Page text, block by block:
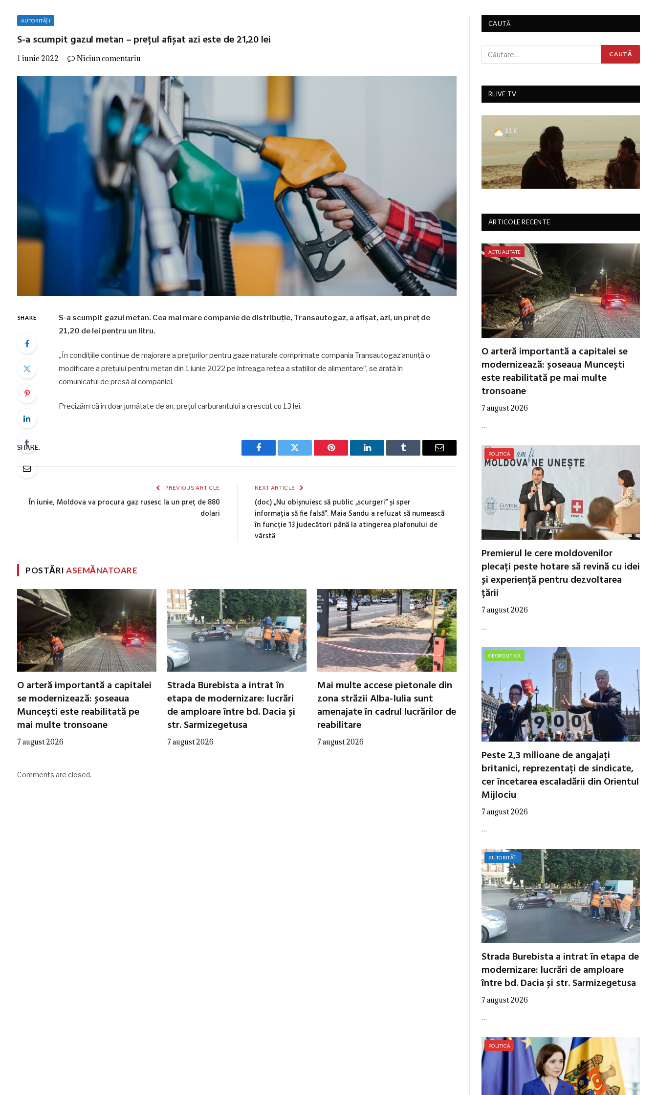
AUTORITĂȚI
S-a scumpit gazul metan – prețul afișat azi este de 21,20 lei
1 iunie 2022 Niciun comentariu
SHARE
S-a scumpit gazul metan. Cea mai mare companie de distribuție, Transautogaz, a afișat, azi, un preț de
21,20 de lei pentru un litru.
„În condițiile continue de majorare a prețurilor pentru gaze naturale comprimate compania Transautogaz anunță o
modificare a prețului pentru metan din 1 iunie 2022 pe întreaga rețea a stațiilor de alimentare”, se arată în
comunicatul de presă al companiei.
Precizăm că în doar jumătate de an, prețul carburantului a crescut cu 13 lei.
SHARE.
Facebook Twitter Pinterest LinkedIn Tumblr Email
PREVIOUS ARTICLE
În iunie, Moldova va procura gaz rusesc la un preț de 880
dolari
NEXT ARTICLE
(doc) „Nu obișnuiesc să public „scurgeri” și sper
informația să fie falsă”. Maia Sandu a refuzat să numească
în funcție 13 judecători până la atingerea plafonului de
vârstă
POSTĂRIASEMĂNATOARE
O arteră importantă a capitalei
se modernizează: șoseaua
Muncești este reabilitată pe
mai multe tronsoane
7 august 2026
Strada Burebista a intrat în
etapa de modernizare: lucrări
de amploare între bd. Dacia și
str. Sarmizegetusa
7 august 2026
Mai multe accese pietonale din
zona străzii Alba-Iulia sunt
amenajate în cadrul lucrărilor de
reabilitare
7 august 2026
Comments are closed.
CAUTĂ
RLIVE TV
ARTICOLE RECENTE
ACTUALITATE
O arteră importantă a capitalei se
modernizează: șoseaua Muncești
este reabilitată pe mai multe
tronsoane
7 august 2026
…
POLITICĂ
Premierul le cere moldovenilor
plecați peste hotare să revină cu idei
și experiență pentru dezvoltarea
țării
7 august 2026
…
GEOPOLITICA
Peste 2,3 milioane de angajați
britanici, reprezentați de sindicate,
cer încetarea escaladării din Orientul
Mijlociu
7 august 2026
…
AUTORITĂȚI
Strada Burebista a intrat în etapa de
modernizare: lucrări de amploare
între bd. Dacia și str. Sarmizegetusa
7 august 2026
…
POLITICĂ